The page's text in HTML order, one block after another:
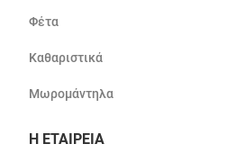
Φέτα
Καθαριστικά
Μωρομάντηλα
Η ΕΤΑΙΡΕΙΑ